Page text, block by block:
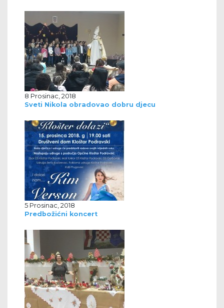
8 Prosinac, 2018
Sveti Nikola obradovao dobru djecu
5 Prosinac, 2018
Predbožićni koncert